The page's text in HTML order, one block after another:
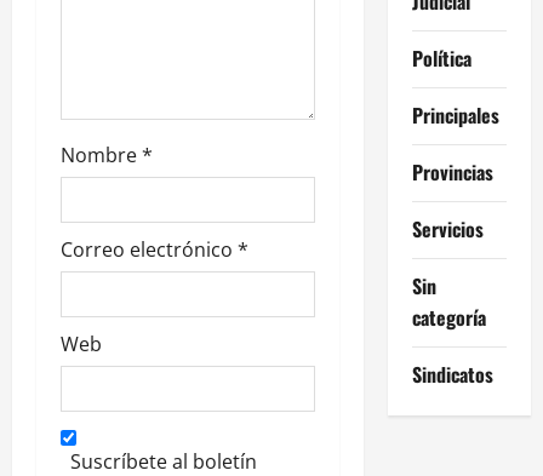
s
Nombre*
Correo electrónico *
Web
Suscríbete al boletín
Política
Principales
Provincias
Servicios
Sin
categoría
Sindicatos